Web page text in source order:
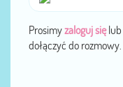
Prosimyzaloguj sięlub
dołączyć do rozmowy.